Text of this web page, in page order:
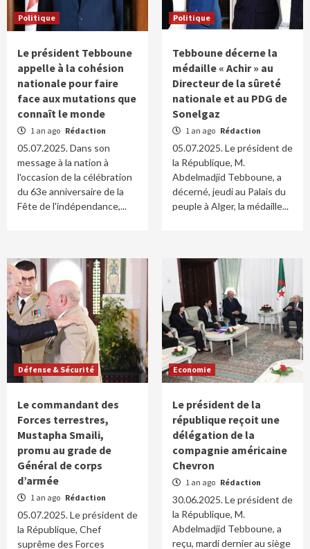
Politique
Le président Tebboune
appelle à la cohésion
nationale pour faire
face aux mutations que
connaît le monde
1 an ago Rédaction
05.07.2025. Dans son
message à la nation à
l'occasion de la célébration
du 63e anniversaire de la
Fête de l'indépendance,...
Politique
Tebboune décerne la
médaille « Achir » au
Directeur de la sûreté
nationale et au PDG de
Sonelgaz
1 an ago Rédaction
05.07.2025. Le président de
la République, M.
Abdelmadjid Tebboune, a
décerné, jeudi au Palais du
peuple à Alger, la médaille...
Défense & Sécurité
Le commandant des
Forces terrestres,
Mustapha Smaili,
promu au grade de
Général de corps
d’armée
1 an ago Rédaction
05.07.2025. Le président de
la République, Chef
suprême des Forces
Economie
Le président de la
république reçoit une
délégation de la
compagnie américaine
Chevron
1 an ago Rédaction
30.06.2025. Le président de
la République, M.
Abdelmadjid Tebboune, a
reçu, mardi dernier au siège